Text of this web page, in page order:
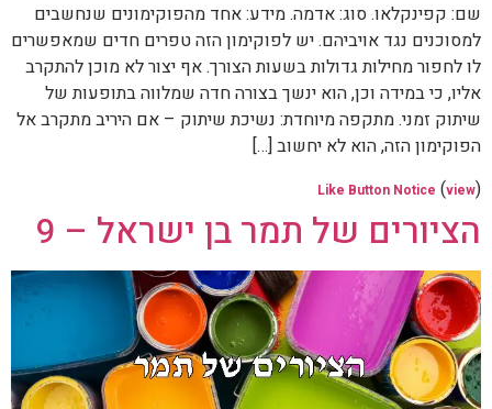
שם: קפינקלאו. סוג: אדמה. מידע: אחד מהפוקימונים שנחשבים
למסוכנים נגד אויביהם. יש לפוקימון הזה טפרים חדים שמאפשרים
לו לחפור מחילות גדולות בשעות הצורך. אף יצור לא מוכן להתקרב
אליו, כי במידה וכן, הוא ינשך בצורה חדה שמלווה בתופעות של
שיתוק זמני. מתקפה מיוחדת: נשיכת שיתוק – אם היריב מתקרב אל
הפוקימון הזה, הוא לא יחשוב […]
Like Button Notice (view)
הציורים של תמר בן ישראל – 9